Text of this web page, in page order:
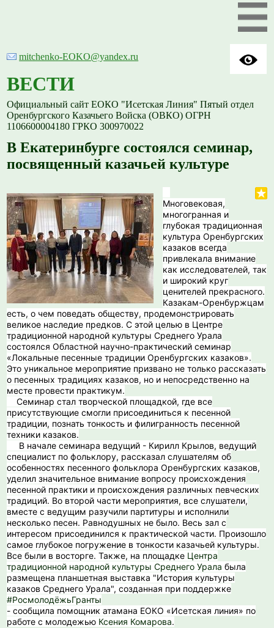
mitchenko-EOKO@yandex.ru
ВЕСТИ
Официальный сайт ЕОКО "Исетская Линия" Пятый отдел
Оренбургского Казачьего Войска (ОВКО) ОГРН
1106600004180 ГРКО 300970022
В Екатеринбурге состоялся семинар,
посвященный казачьей культуре
Многовековая,
многогранная и
глубокая традиционная
культура Оренбургских
казаков всегда
привлекала внимание
как исследователей, так
и широкий круг
ценителей прекрасного.
Казакам-Оренбуржцам
есть, о чем поведать обществу, продемонстрировать
великое наследие предков. С этой целью в Центре
традиционной народной культуры Среднего Урала
состоялся Областной научно-практический семинар
«Локальные песенные традиции Оренбургских казаков».
Это уникальное мероприятие призвано не только рассказать
о песенных традициях казаков, но и непосредственно на
месте провести практикум.
Семинар стал творческой площадкой, где все
присутствующие смогли присоединиться к песенной
традиции, познать тонкость и филигранность песенной
техники казаков.
️ В начале семинара ведущий - Кирилл Крылов, ведущий
специалист по фольклору, рассказал слушателям об
особенностях песенного фольклора Оренбургских казаков,
уделил значительное внимание вопросу происхождения
песенной практики и происхождения различных певческих
традиций. Во второй части мероприятия, все слушатели,
вместе с ведущим разучили партитуры и исполнили
несколько песен. Равнодушных не было. Весь зал с
интересом присоединился к практической части. Произошло
самое глубокое погружение в тонкости казачьей культуры.
Все были в восторге. Также, на площадке Центра
традиционной народной культуры Среднего Урала была
размещена планшетная выставка "История культуры
казаков Среднего Урала", созданная при поддержке
#РосмолодёжьГранты
- сообщила помощник атамана ЕОКО «Исетская линия» по
работе с молодежью Ксения Комарова.